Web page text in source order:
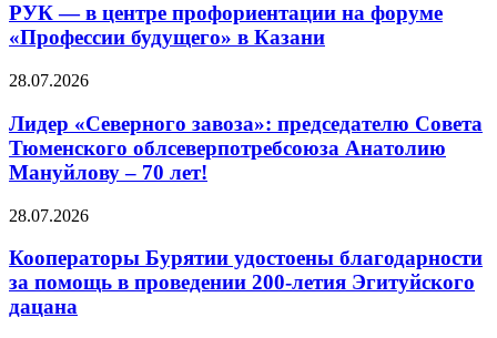
РУК — в центре профориентации на форуме
«Профессии будущего» в Казани
28.07.2026
Лидер «Северного завоза»: председателю Совета
Тюменского облсеверпотребсоюза Анатолию
Мануйлову – 70 лет!
28.07.2026
Кооператоры Бурятии удостоены благодарности
за помощь в проведении 200-летия Эгитуйского
дацана